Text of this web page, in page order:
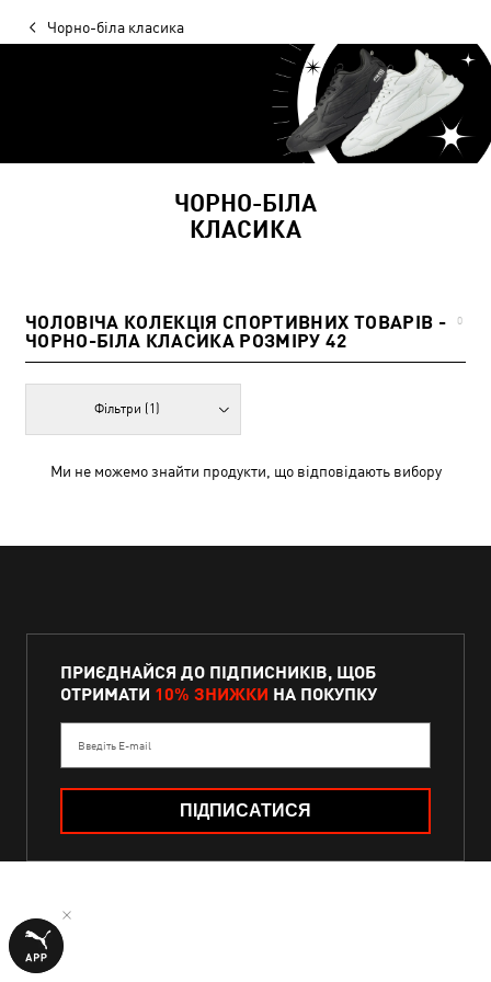
Чорно-біла класика
ЧОРНО-БІЛА
КЛАСИКА
ЧОЛОВІЧА КОЛЕКЦІЯ СПОРТИВНИХ ТОВАРІВ -
ЧОРНО-БІЛА КЛАСИКА РОЗМІРУ 42
0
Фільтри (1)
Ми не можемо знайти продукти, що відповідають вибору
ПРИЄДНАЙСЯ ДО ПІДПИСНИКІВ, ЩОБ
ОТРИМАТИ 10% ЗНИЖКИ НА ПОКУПКУ
Введіть E-mail
ПІДПИСАТИСЯ